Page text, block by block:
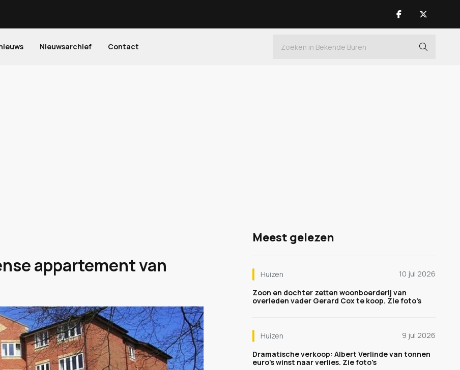
Nieuwsarchief Contact
appartement van
Meest gelezen
Huizen
10 jul 2026
Zoon en dochter zetten woonboerderij van
overleden vader Gerard Cox te koop. Zie foto's
Huizen
9 jul 2026
Dramatische verkoop: Albert Verlinde van tonnen
euro's winst naar verlies. Zie foto's